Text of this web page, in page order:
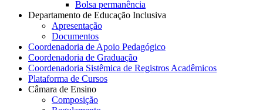
Bolsa permanência
Departamento de Educação Inclusiva
Apresentação
Documentos
Coordenadoria de Apoio Pedagógico
Coordenadoria de Graduação
Coordenadoria Sistêmica de Registros Acadêmicos
Plataforma de Cursos
Câmara de Ensino
Composição